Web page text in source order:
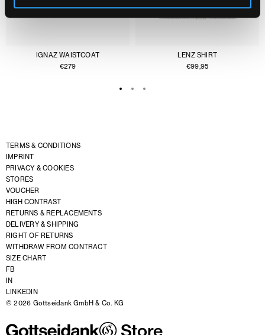
IGNAZ WAISTCOAT
€279
LENZ SHIRT
€99,95
TERMS & CONDITIONS
IMPRINT
PRIVACY & COOKIES
STORES
VOUCHER
HIGH CONTRAST
RETURNS & REPLACEMENTS
DELIVERY & SHIPPING
RIGHT OF RETURNS
WITHDRAW FROM CONTRACT
SIZE CHART
FB
IN
LINKEDIN
© 2026 Gottseidank GmbH & Co. KG
Store